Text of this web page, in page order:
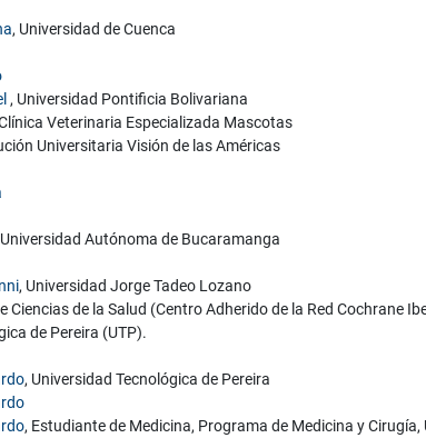
, Universidad de Cuenca
, Universidad Pontificia Bolivariana
Veterinaria Especializada Mascotas
Universitaria Visión de las Américas
Universidad Autónoma de Bucaramanga
, Universidad Jorge Tadeo Lozano
Ciencias de la Salud (Centro Adherido de la Red Cochrane
de Pereira (UTP).
, Universidad Tecnológica de Pereira
, Estudiante de Medicina, Programa de Medicina y